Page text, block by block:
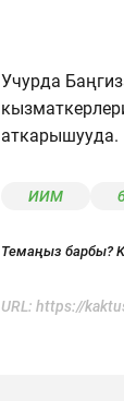
Учурда
аткарышууда.
ИИМ
Темаңыз барбы?
URL: https://